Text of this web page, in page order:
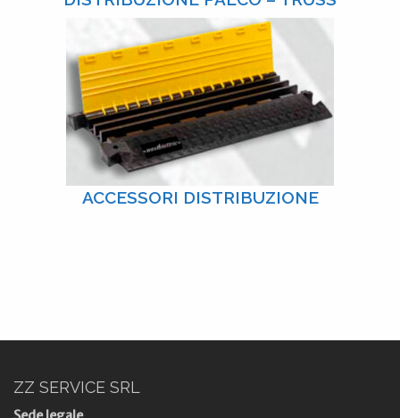
ACCESSORI DISTRIBUZIONE
ZZ SERVICE SRL